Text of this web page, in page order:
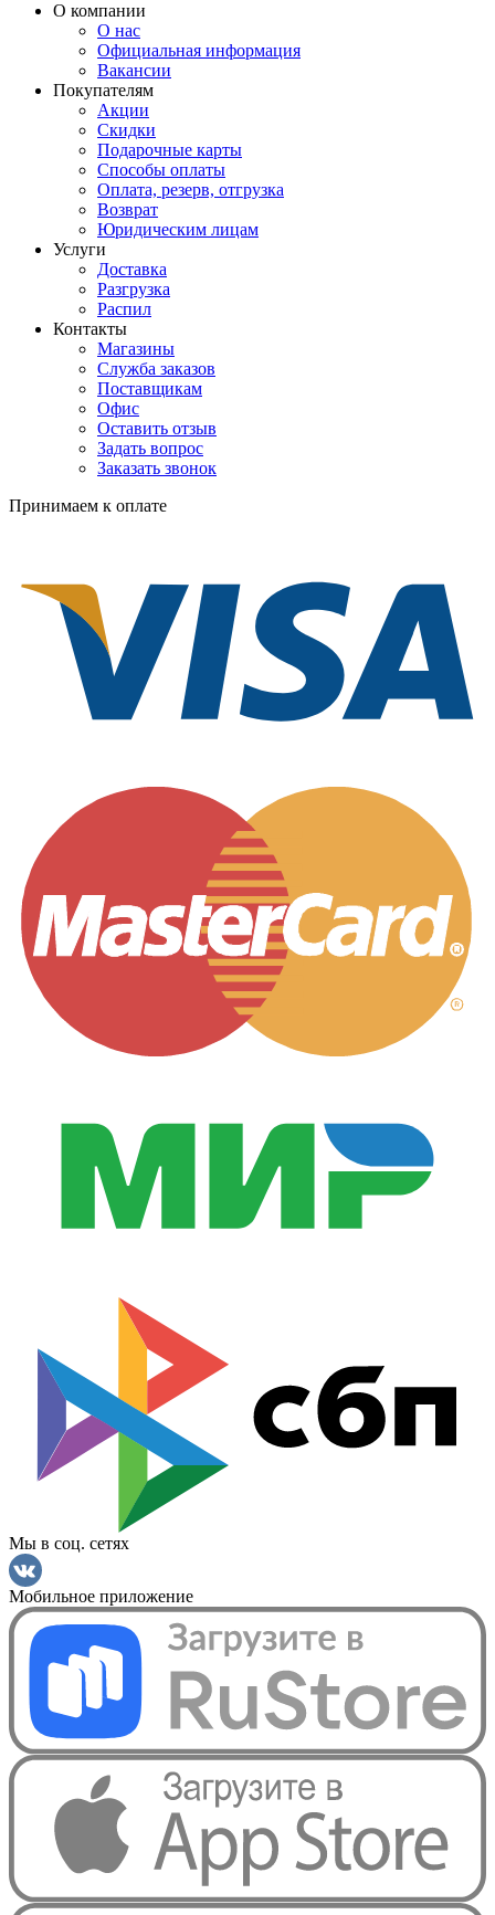
О компании
О нас
Официальная информация
Вакансии
Покупателям
Акции
Скидки
Подарочные карты
Способы оплаты
Оплата, резерв, отгрузка
Возврат
Юридическим лицам
Услуги
Доставка
Разгрузка
Распил
Контакты
Магазины
Служба заказов
Поставщикам
Офис
Оставить отзыв
Задать вопрос
Заказать звонок
Принимаем к оплате
Мы в соц. сетях
Мобильное приложение